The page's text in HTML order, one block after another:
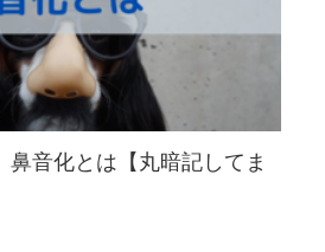
鼻音化とは【丸暗記してま